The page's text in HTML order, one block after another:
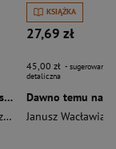
Między ciałem a umysłem
Janina Kokoszka-Paszkot
Piotr Wierzbiński
KSIĄŻKA
27,69 zł
45,00 zł - sugerowana
detaliczna
Janusz Wacławiak